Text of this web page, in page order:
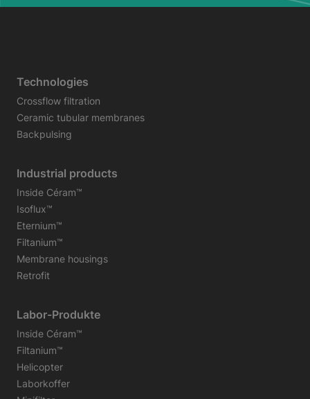
Technologies
Crossflow filtration
Ceramic tubular membranes
Backpulsing
Industrial products
Inside Céram™
Isoflux™
Eternium™
Filtanium™
Membrane housings
Retrofit
Labor-Produkte
Inside Céram™
Filtanium™
Helicopter
Laborkoffer